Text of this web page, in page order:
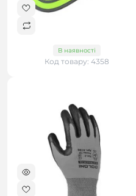
В наявності
Код товару: 4358